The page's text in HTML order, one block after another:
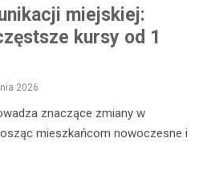
miejskiej:
kursy od 1
2026
znaczące zmiany w
mieszkańcom nowoczesne i